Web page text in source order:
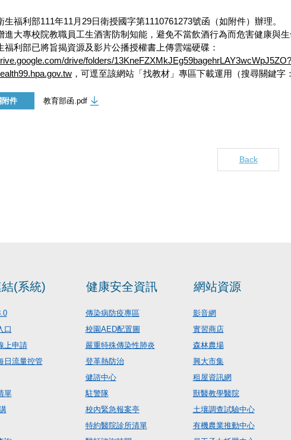
生福利部111年11月29日衛授國字第1110761273號函（如附件）辦理。
進大專校院教職員工生酒害防制知能，避免不當飲酒行為而危害健康與
福利部已將旨揭資源及影片公播授權書上傳雲端硬碟：
drive/folders/
，可逕至該網站「找教材」專區下載運用（搜尋關鍵字
附件 教育部函.pdf
Back
(系統)
口
上申請
日流量控管
單
健康安全資訊
傳染病防疫專區
校園AED配置圖
嚴重特殊傳染性肺炎
登革熱防治
健諮中心
駐警隊
校內緊急報案亭
特約醫院診所清單
網站資源
影音網
實習商店
森林農場
興大市集
租屋資訊網
獸醫教學醫院
土壤調查試驗中心
有機農業推動中心